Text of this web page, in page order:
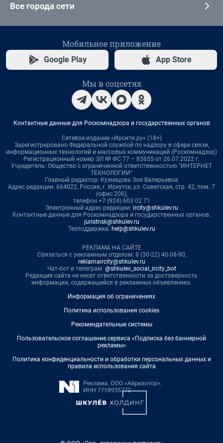
Все города сети
Мобильное приложение
Google Play App Store
Мы в соцсетях
Контактные данные для Роскомнадзора и государственных органов
Сетевое издание «Ирсити.ру» (18+)
Зарегистрировано Федеральной службой по надзору в сфере связи,
информационных технологий и массовых коммуникаций (Роскомнадзор)
Регистрационный номер ЭЛ № ФС 77 – 83655 от 26.07.2022 г.
Учредитель: Общество с ограниченной ответственностью "ИНТЕРНЕТ
ТЕХНОЛОГИИ"
Главный редактор: Кузнецова Зоя Валерьевна
Адрес редакции: 664022, Россия, г. Иркутск, ул. Советская, стр. 42, пом. 7
(офис 206),
телефон +7 (924) 603 02 71
Электронный адрес редакции: ircity@shkulev.ru
Контактные данные для Роскомнадзора и государственных органов:
juristnsk@shkulev.ru
Техподдержка: help@shkulev.ru
РЕКЛАМА НА САЙТЕ
Связаться с рекламным отделом: 8 (30-22) 40-08-90,
reklamaircity@shkulev.ru
Чат-бот в телеграм: @shkulev_social_ircity_bot
Редакция сайта не несет ответственности за достоверность
информации, содержащейся в рекламных объявлениях.
Информация об ограничениях
Политика использования cookies
Рекомендательные системы
Пользовательское соглашение сервиса «Подписка без баннерной
рекламы»
Политика конфиденциальности и обработки персональных данных и
правила использования сайта